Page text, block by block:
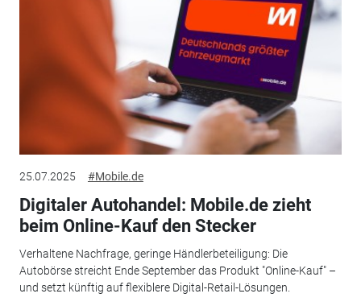
25.07.2025 #Mobile.de
Digitaler Autohandel: Mobile.de zieht
beim Online-Kauf den Stecker
Verhaltene Nachfrage, geringe Händlerbeteiligung: Die
Autobörse streicht Ende September das Produkt "Online-Kauf" –
und setzt künftig auf flexiblere Digital-Retail-Lösungen.